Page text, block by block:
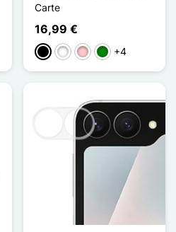
Carte
16,99 €
Schwarz
WeißPinkGrün+4